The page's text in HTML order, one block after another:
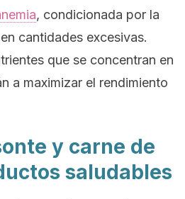
, condicionada por la
cantidades excesivas.
que se concentran en
a maximizar el rendimiento
y carne de
saludables